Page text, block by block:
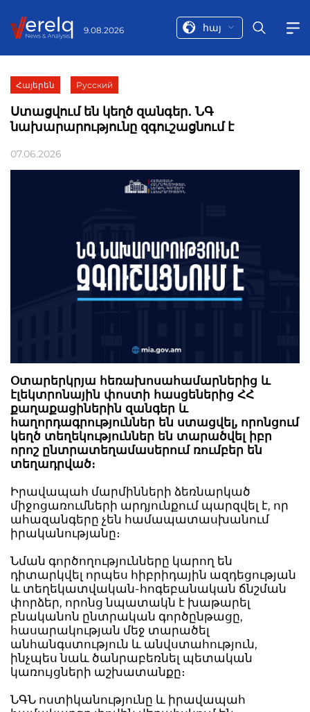
9.08.2026 հայ
Հայերեն Русский
Ստացվում են կեղծ զանգեր․ ՆԳ
նախարարությունը զգուշացնում է
07.06.2026
Օտարերկրյա հեռախոսահամարներից և
էլեկտրոնային փոստի հասցեներից ՀՀ
քաղաքացիներին զանգեր և
հաղորդագրություններ են ստացվել, որոնցում
կեղծ տեղեկություններ են տարածվել իբր
որոշ ընտրատեղամասերում ռումբեր են
տեղադրված։
Իրավապահ մարմինների ձեռնարկած
միջոցառումների արդյունքում պարզվել է, որ
ահազանգերը չեն համապատասխանում
իրականությանը։
Նման գործողությունները կարող են
դիտարկվել որպես հիբրիդային ազդեցության
և տեղեկատվական-հոգեբանական ճնշման
փորձեր, որոնց նպատակն է խաթարել
բնականոն ընտրական գործընթացը,
հասարակության մեջ տարածել
անհանգստություն և անվստահություն,
ինչպես նաև ծանրաբեռնել պետական
կառույցների աշխատանքը։
ՆԳՆ ոստիկանությունը և իրավապահ